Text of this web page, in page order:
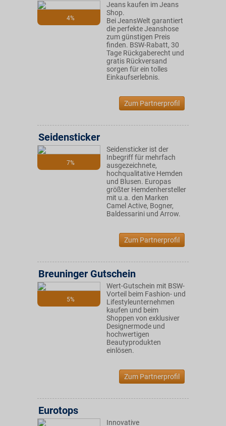
4%
Jeans kaufen im Jeans
Shop.
Bei JeansWelt garantiert
die perfekte Jeanshose
zum günstigen Preis
finden. BSW-Rabatt, 30
Tage Rückgaberecht und
gratis Rückversand
sorgen für ein tolles
Einkaufserlebnis.
Zum Partnerprofil
7%
Seidensticker
Seidensticker ist der
Inbegriff für mehrfach
ausgezeichnete,
hochqualitative Hemden
und Blusen. Europas
größter Hemdenhersteller
mit u.a. den Marken
Camel Active, Bogner,
Baldessarini und Arrow.
Zum Partnerprofil
5%
Breuninger Gutschein
Wert-Gutschein mit BSW-
Vorteil beim Fashion- und
Lifestyleunternehmen
kaufen und beim
Shoppen von exklusiver
Designermode und
hochwertigen
Beautyprodukten
einlösen.
Zum Partnerprofil
Eurotops
Innovative